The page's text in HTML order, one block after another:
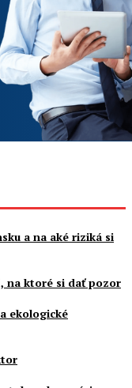
a na aké riziká si
na ktoré si dať pozor
ekologické